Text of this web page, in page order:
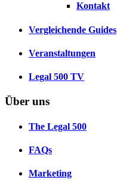
Kontakt
Vergleichende Guides
Veranstaltungen
Legal 500 TV
Über uns
The Legal 500
FAQs
Marketing